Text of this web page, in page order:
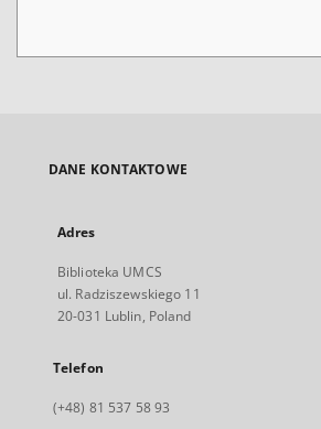
DANE KONTAKTOWE
Adres
Biblioteka UMCS
ul. Radziszewskiego 11
20-031 Lublin, Poland
Telefon
(+48) 81 537 58 93